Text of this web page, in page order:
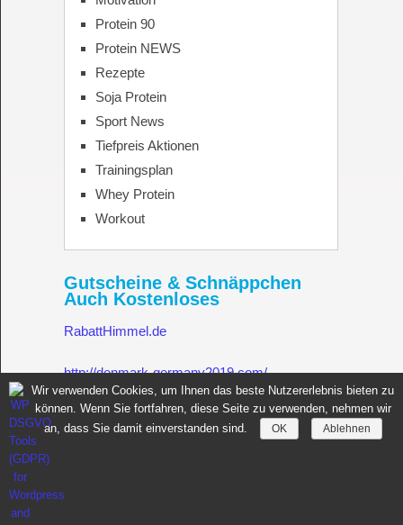
Protein 90
Protein NEWS
Rezepte
Soja Protein
Sport News
Tiefpreis Aktionen
Trainingsplan
Whey Protein
Workout
Gutscheine & Schnäppchen
Auch Kostenloses
RabattHimmel.de
http://denmark-germany2019.com/
Gutschein.Rabatthimmel.de
Sportnahrung für Muskelaufbau Fitness Made in Germany
News
Wir verwenden Cookies, um Ihnen das beste Nutzererlebnis bieten zu
können. Wenn Sie fortfahren, diese Seite zu verwenden, nehmen wir
an, dass Sie damit einverstanden sind.
OK Ablehnen